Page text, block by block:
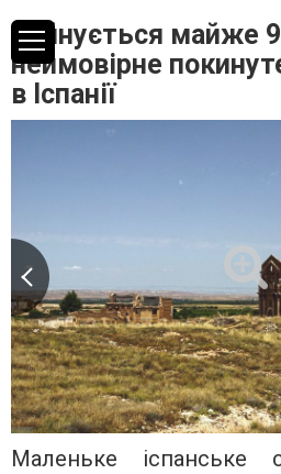
Руйнується майже
неймовірне
в Іспанії
Маленьке іспанське